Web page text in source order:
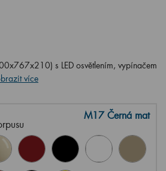
s LED osvětlením, vypínačem
více
M17 Černá mat